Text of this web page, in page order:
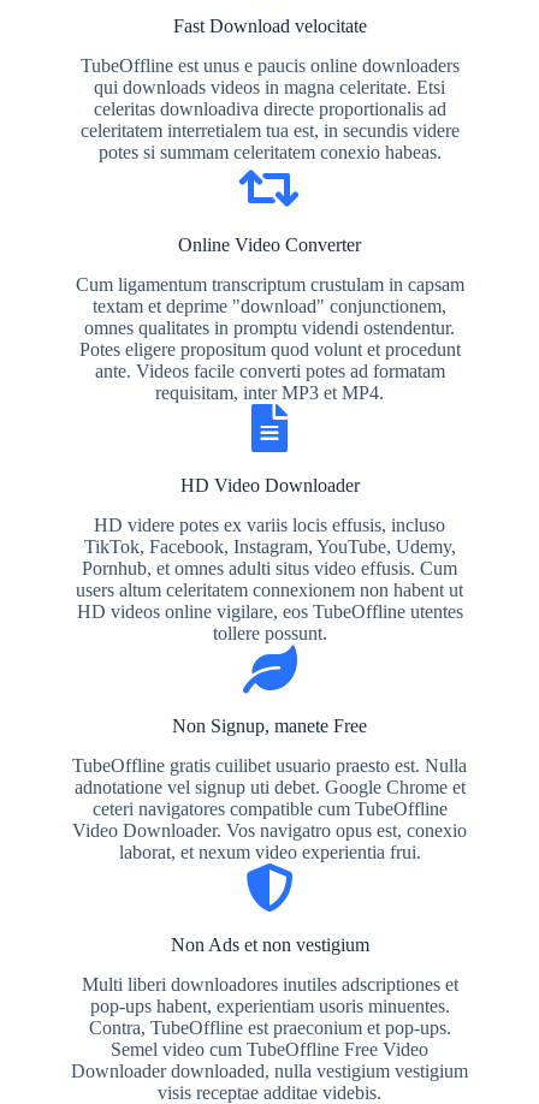
Fast Download velocitate
TubeOffline est unus e paucis online downloaders
qui downloads videos in magna celeritate. Etsi
celeritas downloadiva directe proportionalis ad
celeritatem interretialem tua est, in secundis videre
potes si summam celeritatem conexio habeas.
Online Video Converter
Cum ligamentum transcriptum crustulam in capsam
textam et deprime "download" conjunctionem,
omnes qualitates in promptu videndi ostendentur.
Potes eligere propositum quod volunt et procedunt
ante. Videos facile converti potes ad formatam
requisitam, inter MP3 et MP4.
HD Video Downloader
HD videre potes ex variis locis effusis, incluso
TikTok, Facebook, Instagram, YouTube, Udemy,
Pornhub, et omnes adulti situs video effusis. Cum
users altum celeritatem connexionem non habent ut
HD videos online vigilare, eos TubeOffline utentes
tollere possunt.
Non Signup, manete Free
TubeOffline gratis cuilibet usuario praesto est. Nulla
adnotatione vel signup uti debet. Google Chrome et
ceteri navigatores compatible cum TubeOffline
Video Downloader. Vos navigatro opus est, conexio
laborat, et nexum video experientia frui.
Non Ads et non vestigium
Multi liberi downloadores inutiles adscriptiones et
pop-ups habent, experientiam usoris minuentes.
Contra, TubeOffline est praeconium et pop-ups.
Semel video cum TubeOffline Free Video
Downloader downloaded, nulla vestigium vestigium
visis receptae additae videbis.